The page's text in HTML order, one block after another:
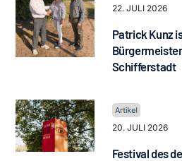
22. JULI 2026
Patrick Kunz
Schifferstadt
20. JULI 2026
Festival des